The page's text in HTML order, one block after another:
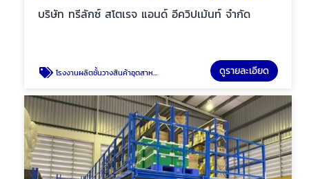
บริษัท ทรีลักซ์ สโตเรจ แอนด์ อีควิปเม้นท์ จำกัด
โรงงานผลิตชั้นวางสินค้าอุตสาหกรรม Made to order ดูรายละเอียด